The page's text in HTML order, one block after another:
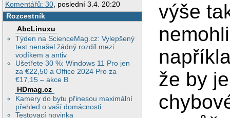
Komentářů: 30, poslední 3.4. 20:20
Rozcestník
AbcLinuxu
Týden na ScienceMag.cz: Vylepšený
test nenašel žádný rozdíl mezi
vodíkem a antiv
Ušetřete 30 %: Windows 11 Pro jen
za €22,50 a Office 2024 Pro za
€17,15 – akce B
HDmag.cz
Kamery do bytu přinesou maximální
přehled o vaší domácnosti
Testovací novinka
výše
že by